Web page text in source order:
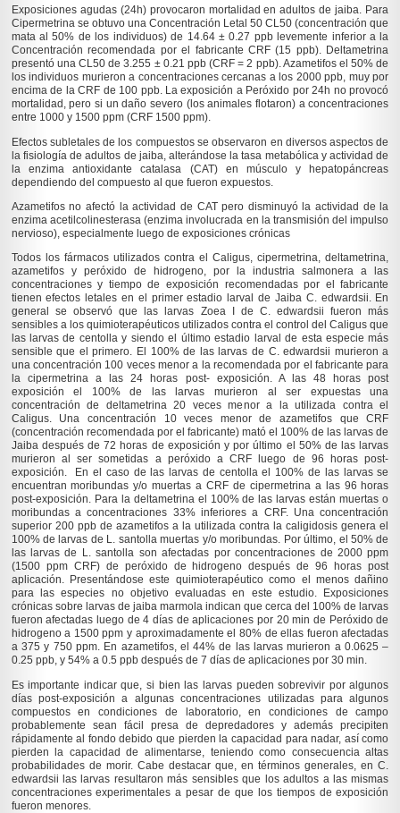
Exposiciones agudas (24h) provocaron mortalidad en adultos de jaiba. Para
Cipermetrina se obtuvo una Concentración Letal 50 CL50 (concentración que
mata al 50% de los individuos) de 14.64 ± 0.27 ppb levemente inferior a la
Concentración recomendada por el fabricante CRF (15 ppb). Deltametrina
presentó una CL50 de 3.255 ± 0.21 ppb (CRF = 2 ppb). Azametifos el 50% de
los individuos murieron a concentraciones cercanas a los 2000 ppb, muy por
encima de la CRF de 100 ppb. La exposición a Peróxido por 24h no provocó
mortalidad, pero si un daño severo (los animales flotaron) a concentraciones
entre 1000 y 1500 ppm (CRF 1500 ppm).
Efectos subletales de los compuestos se observaron en diversos aspectos de
la fisiología de adultos de jaiba, alterándose la tasa metabólica y actividad de
la enzima antioxidante catalasa (CAT) en músculo y hepatopáncreas
dependiendo del compuesto al que fueron expuestos.
Azametifos no afectó la actividad de CAT pero disminuyó la actividad de la
enzima acetilcolinesterasa (enzima involucrada en la transmisión del impulso
nervioso), especialmente luego de exposiciones crónicas
Todos los fármacos utilizados contra el Caligus, cipermetrina, deltametrina,
azametifos y peróxido de hidrogeno, por la industria salmonera a las
concentraciones y tiempo de exposición recomendadas por el fabricante
tienen efectos letales en el primer estadio larval de Jaiba C. edwardsii. En
general se observó que las larvas Zoea I de C. edwardsii fueron más
sensibles a los quimioterapéuticos utilizados contra el control del Caligus que
las larvas de centolla y siendo el último estadio larval de esta especie más
sensible que el primero. El 100% de las larvas de C. edwardsii murieron a
una concentración 100 veces menor a la recomendada por el fabricante para
la cipermetrina a las 24 horas post- exposición. A las 48 horas post
exposición el 100% de las larvas murieron al ser expuestas una
concentración de deltametrina 20 veces menor a la utilizada contra el
Caligus. Una concentración 10 veces menor de azametifos que CRF
(concentración recomendada por el fabricante) mató el 100% de las larvas de
Jaiba después de 72 horas de exposición y por último el 50% de las larvas
murieron al ser sometidas a peróxido a CRF luego de 96 horas post-
exposición. En el caso de las larvas de centolla el 100% de las larvas se
encuentran moribundas y/o muertas a CRF de cipermetrina a las 96 horas
post-exposición. Para la deltametrina el 100% de las larvas están muertas o
moribundas a concentraciones 33% inferiores a CRF. Una concentración
superior 200 ppb de azametifos a la utilizada contra la caligidosis genera el
100% de larvas de L. santolla muertas y/o moribundas. Por último, el 50% de
las larvas de L. santolla son afectadas por concentraciones de 2000 ppm
(1500 ppm CRF) de peróxido de hidrogeno después de 96 horas post
aplicación. Presentándose este quimioterapéutico como el menos dañino
para las especies no objetivo evaluadas en este estudio. Exposiciones
crónicas sobre larvas de jaiba marmola indican que cerca del 100% de larvas
fueron afectadas luego de 4 días de aplicaciones por 20 min de Peróxido de
hidrogeno a 1500 ppm y aproximadamente el 80% de ellas fueron afectadas
a 375 y 750 ppm. En azametifos, el 44% de las larvas murieron a 0.0625 –
0.25 ppb, y 54% a 0.5 ppb después de 7 días de aplicaciones por 30 min.
Es importante indicar que, si bien las larvas pueden sobrevivir por algunos
días post-exposición a algunas concentraciones utilizadas para algunos
compuestos en condiciones de laboratorio, en condiciones de campo
probablemente sean fácil presa de depredadores y además precipiten
rápidamente al fondo debido que pierden la capacidad para nadar, así como
pierden la capacidad de alimentarse, teniendo como consecuencia altas
probabilidades de morir. Cabe destacar que, en términos generales, en C.
edwardsii las larvas resultaron más sensibles que los adultos a las mismas
concentraciones experimentales a pesar de que los tiempos de exposición
fueron menores.